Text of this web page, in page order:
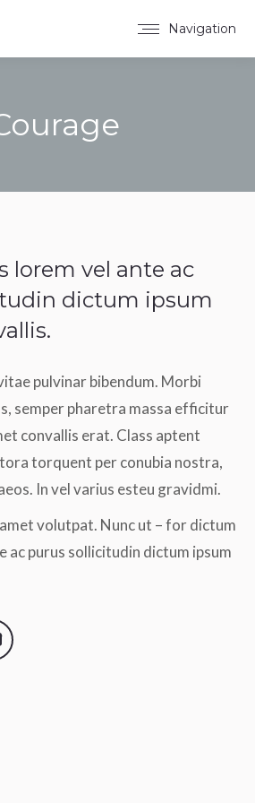
Navigation
lorem vel ante ac
dictum ipsum
pulvinar bibendum. Morbi
semper pharetra massa efficitur
convallis erat. Class aptent
torquent per conubia nostra,
In vel varius esteu gravidmi.
volutpat. Nunc ut – for dictum
ac purus sollicitudin dictum ipsum